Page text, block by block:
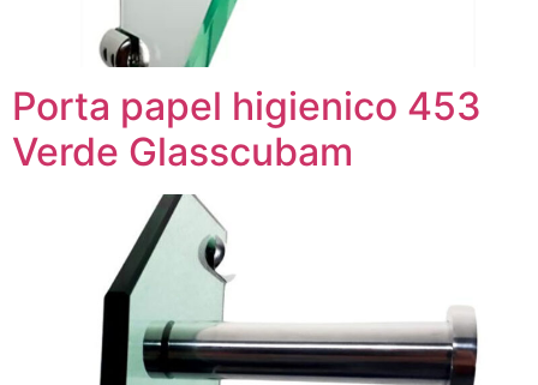
Porta papel higienico 453
Verde Glasscubam